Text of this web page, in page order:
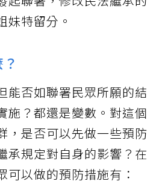
妹特留分。
能否如聯署民眾所願的結
施？都還是變數。對這個
，是否可以先做一些預防
承規定對自身的影響？在
可以做的預防措施有：